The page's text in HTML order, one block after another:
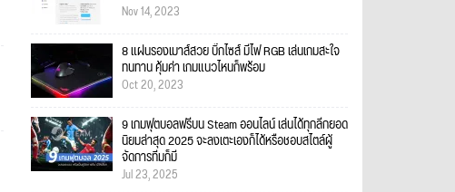
Nov 14, 2023
8 แผ่นรองเมาส์สวย บิ๊กไซส์ มีไฟ RGB เล่นเกมสะใจ
ทนทาน คุ้มค่า เกมแนวไหนก็พร้อม
Oct 20, 2023
9 เกมฟุตบอลฟรีบน Steam ออนไลน์ เล่นได้ทุกลีกยอด
นิยมล่าสุด 2025 จะลงเตะเองก็ได้หรือชอบสไตล์ผู้
จัดการทีมก็มี
Jul 23, 2025